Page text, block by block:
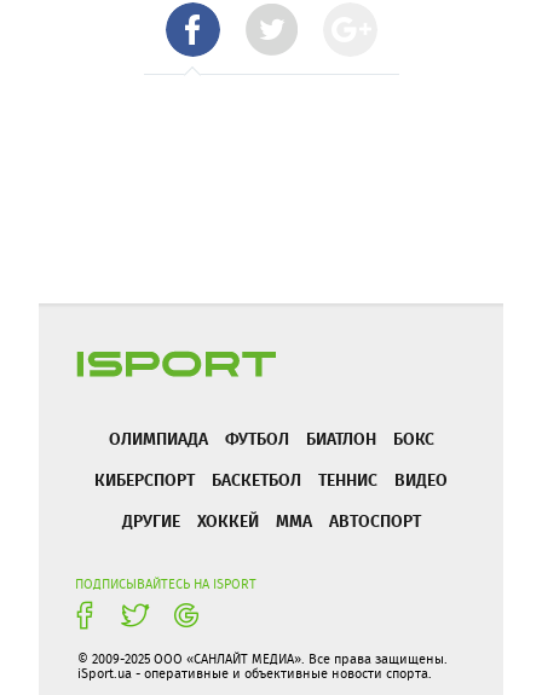
ОЛИМПИАДА ФУТБОЛ БИАТЛОН
БОКС
КИБЕРСПОРТ
БАСКЕТБОЛ ТЕННИС
ВИДЕО
ДРУГИЕ
ХОККЕЙ ММА АВТОСПОРТ
ПОДПИСЫВАЙТЕСЬ НА ISPORT
© 2009-2025 ООО «САНЛАЙТ МЕДИА». Все права защищены.
iSport.ua - оперативные и объективные новости спорта.